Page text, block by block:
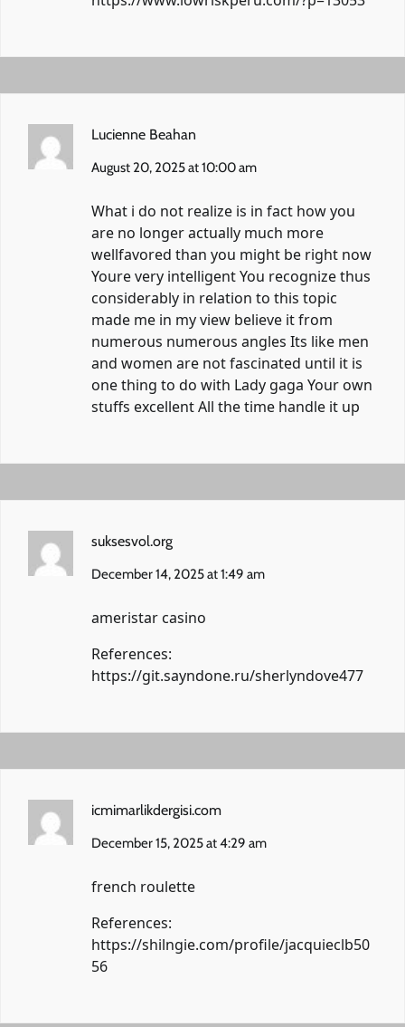
Lucienne Beahan
August 20, 2025 at 10:00 am
What i do not realize is in fact how you
are no longer actually much more
wellfavored than you might be right now
Youre very intelligent You recognize thus
considerably in relation to this topic
made me in my view believe it from
numerous numerous angles Its like men
and women are not fascinated until it is
one thing to do with Lady gaga Your own
stuffs excellent All the time handle it up
suksesvol.org
December 14, 2025 at 1:49 am
ameristar casino
References:
https://git.sayndone.ru/sherlyndove477
icmimarlikdergisi.com
December 15, 2025 at 4:29 am
french roulette
References:
https://shilngie.com/profile/jacquieclb50
56